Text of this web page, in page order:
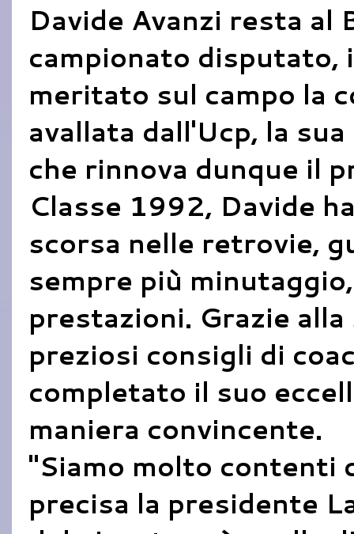
Davide Avanzi resta al
campionato disputato,
meritato sul campo la
avallata dall'Ucp, la
che rinnova dunque il
Classe 1992, Davide
scorsa nelle retrovie,
sempre più
prestazioni. Grazie
preziosi consigli di
completato il suo
maniera convincente.
"Siamo molto contenti
precisa la presidente